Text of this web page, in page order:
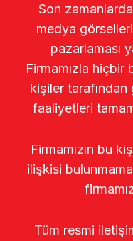
Son
medya görselleri
pazarlaması
Firmamızla hiçbir
kişiler
faaliyetleri
Firmamızın bu
ilişkisi
Tüm resmi